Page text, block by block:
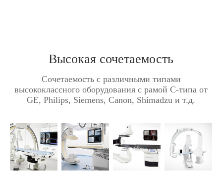
Высокая сочетаемость
Сочетаемость с различными типами
высококлассного оборудования с рамой С-типа от
GE, Philips, Siemens, Canon, Shimadzu и т.д.